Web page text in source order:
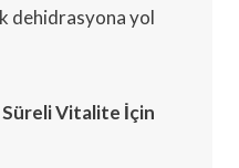
dehidrasyona yol
Vitalite İçin